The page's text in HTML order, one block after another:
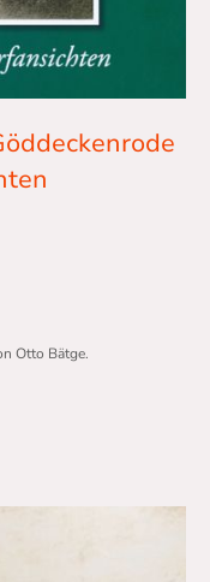
Otto Bätge.